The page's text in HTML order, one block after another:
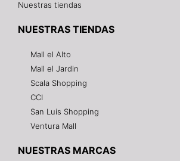
Nuestras tiendas
NUESTRAS TIENDAS
Mall el Alto
Mall el Jardin
Scala Shopping
CCI
San Luis Shopping
Ventura Mall
NUESTRAS MARCAS